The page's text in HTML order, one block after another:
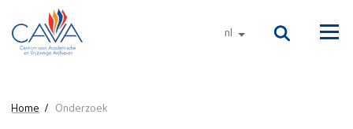
Naar de inhoud
nl andere talen
U bent hier
Home Onderzoek